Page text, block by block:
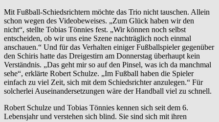
Mit Fußball-Schiedsrichtern möchte das Trio nicht tauschen. Allein
schon wegen des Videobeweises. „Zum Glück haben wir den
nicht“, stellte Tobias Tönnies fest. „Wir können noch selbst
entscheiden, ob wir uns eine Szene nachträglich noch einmal
anschauen.“ Und für das Verhalten einiger Fußballspieler gegenüber
den Schiris hatte das Dreigestirn am Donnerstag überhaupt kein
Verständnis. „Das geht mir so auf den Pinsel, was ich da manchmal
sehe“, erklärte Robert Schulze. „Im Fußball haben die Spieler
einfach zu viel Zeit, sich mit dem Schiedsrichter anzulegen.“ Für
solcherlei Auseinandersetzungen wäre der Handball viel zu schnell.
Robert Schulze und Tobias Tönnies kennen sich seit dem 6.
Lebensjahr und verstehen sich blind. Sie sind sich mit ihren